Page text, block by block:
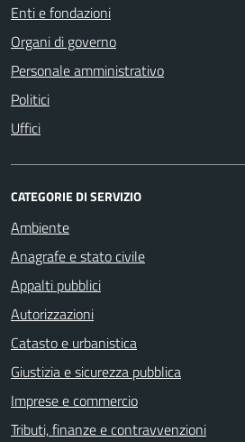
Enti e fondazioni
Organi di governo
Personale amministrativo
Politici
Uffici
CATEGORIE DI SERVIZIO
Ambiente
Anagrafe e stato civile
Appalti pubblici
Autorizzazioni
Catasto e urbanistica
Giustizia e sicurezza pubblica
Imprese e commercio
Tributi, finanze e contravvenzioni